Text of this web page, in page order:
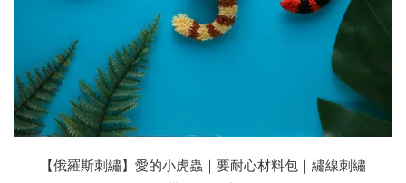
【俄羅斯刺繡】愛的小虎蟲｜要耐心材料包｜繡線刺繡